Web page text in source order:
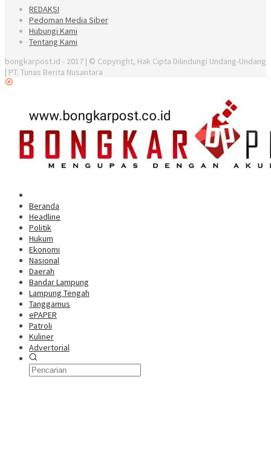
REDAKSI
Pedoman Media Siber
Hubungi Kami
Tentang Kami
bongkarpost.id - 2017 | © Copyright, Hak Cipta Dilindungi Undang-Undang
| PT. Tunas Berita Nusantara
Beranda
Headline
Politik
Hukum
Ekonomi
Nasional
Daerah
Bandar Lampung
Lampung Tengah
Tanggamus
ePAPER
Patroli
Kuliner
Advertorial